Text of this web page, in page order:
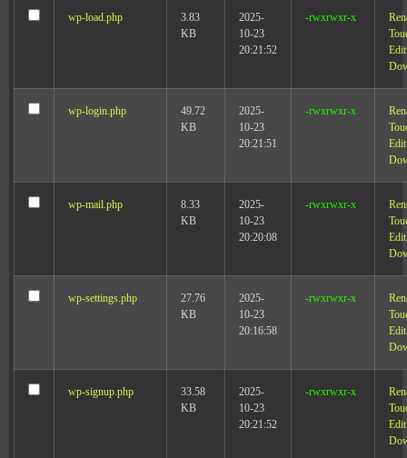
wp-load.php
3.83
KB
2025-
10-23
20:21:52
-rwxrwxr-x
Edit
wp-login.php
49.72
KB
2025-
10-23
20:21:51
-rwxrwxr-x
Edit
wp-mail.php
8.33
KB
2025-
10-23
20:20:08
-rwxrwxr-x
Edit
wp-settings.php
27.76
KB
2025-
10-23
20:16:58
-rwxrwxr-x
Edit
wp-signup.php
33.58
KB
2025-
10-23
20:21:52
-rwxrwxr-x
Edit